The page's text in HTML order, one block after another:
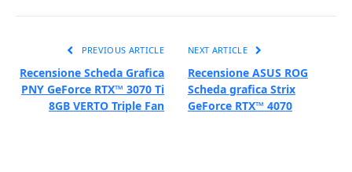
PREVIOUS ARTICLE
Recensione Scheda Grafica
PNY GeForce RTX™ 3070 Ti
8GB VERTO Triple Fan
NEXT ARTICLE
Recensione ASUS ROG
Scheda grafica Strix
GeForce RTX™ 4070